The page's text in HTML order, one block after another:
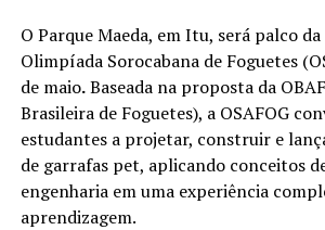
O Parque Maeda, em Itu, será palco da
Olimpíada Sorocabana de Foguetes
de maio.Baseada na proposta da
Brasileira de Foguetes), a OSAFOG
estudantes a projetar, construir e
de garrafas pet, aplicando conceitos
engenharia em uma experiência
aprendizagem.